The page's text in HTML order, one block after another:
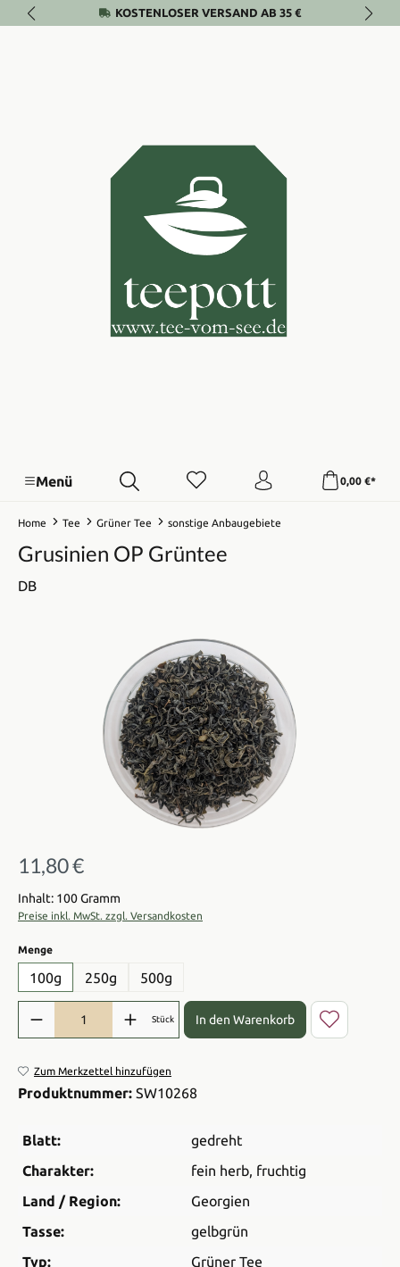
Zum Hauptinhalt springenKOSTENLOSER VERSAND AB 35 €
Menü 0,00 €*
Home Tee Grüner Tee sonstige Anbaugebiete
Grusinien OP Grüntee
DB
Bildergalerie überspringen
Regulärer Preis:
11,80 €
Inhalt: 100 Gramm
Preise inkl. MwSt. zzgl. Versandkosten
Mengeauswählen
100g 250g 500g
Produkt Anzahl: Gib den gewünschten Wert ein oder benutze die
Stück In den Warenkorb
Zum Merkzettel hinzufügen
Produktnummer: SW10268
Blatt:
gedreht
Charakter:
fein herb, fruchtig
Land / Region:
Georgien
Tasse:
gelbgrün
Typ:
Grüner Tee